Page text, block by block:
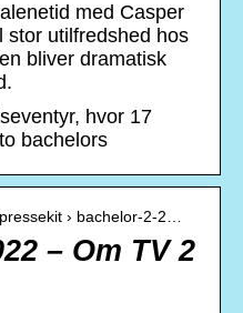
med Casper
stor utilfredshed hos
bliver dramatisk
hvor 17
bachelors
› bachelor-2-2…
– Om TV 2